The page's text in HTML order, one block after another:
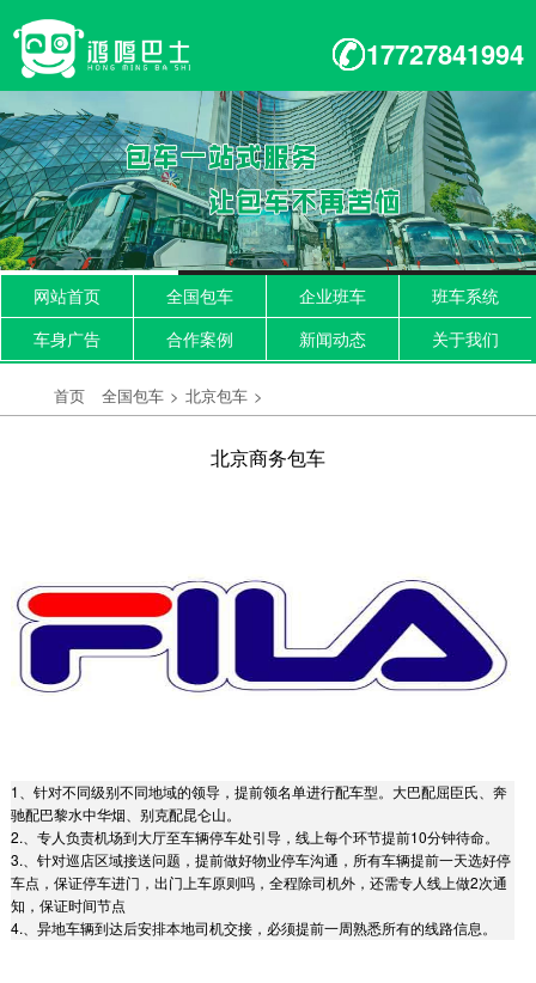
17727841994
网站首页 全国包车 企业班车
班车系统
车身广告
合作案例 新闻动态 关于我们
首页 全国包车 > 北京包车 >
北京商务包车
1、针对不同级别不同地域的领导，提前领名单进行配车型。大巴配屈臣氏、奔
驰配巴黎水中华烟、别克配昆仑山。
2.、专人负责机场到大厅至车辆停车处引导，线上每个环节提前10分钟待命。
3.、针对巡店区域接送问题，提前做好物业停车沟通，所有车辆提前一天选好停
车点，保证停车进门，出门上车原则吗，全程除司机外，还需专人线上做2次通
知，保证时间节点
4.、异地车辆到达后安排本地司机交接，必须提前一周熟悉所有的线路信息。